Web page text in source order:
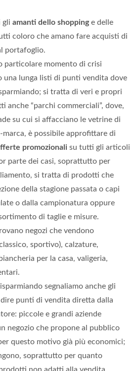
gli amanti dello shoppinge delle
coloro che amano fare acquisti di
portafoglio.
particolare momento di crisi
una lunga listi di punti vendita dove
si tratta di veri e propri
anche “parchi commerciali”, dove,
su cui si affacciano le vetrine di
è possibile approfittare di
promozionali su tutti gli articoli
parte dei casi, soprattutto per
si tratta di prodotti che
della stagione passata o capi
o dalla campionatura oppure
di taglie e misure.
negozi che vendono
sportivo), calzature,
per la casa, valigeria,
segnaliamo anche gli
dire punti di vendita diretta dalla
piccole e grandi aziende
negozio che propone al pubblico
questo motivo già più economici;
soprattutto per quanto